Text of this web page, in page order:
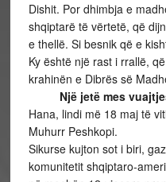
Dishit. Por dhimbja e
shqiptarë të vërtetë, që
e thellë. Si besnik që e
Ky është një rast i rrallë,
krahinën e Dibrës së
Një jetë mes
Hana, lindi më 18 maj të
Muhurr Peshkopi.
Sikurse kujton sot i biri,
komunitetit shqiptaro-